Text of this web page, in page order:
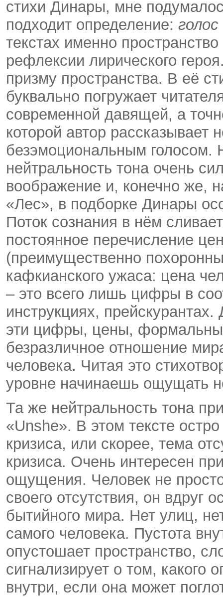
стихи Динары, мне
подходит определение:
текстах именно
рефлексии лирического
призму пространства. В её
буквально погружает
современной давящей, а
которой автор рассказывает
безэмоциональным голосом.
нейтральность тона очень
воображение и, конечно же,
«Лес», в подборке Динары
Поток сознания в нём
постоянное перечисление
(преимущественно
кафкианского ужаса: цена
– это всего лишь цифры в
инструкциях,
эти цифры, цены,
безразличное отношение
человека. Читая это
уровне начинаешь ощущать
Та же нейтральность тона
«Unshe». В этом тексте
кризиса, или скорее, тема
кризиса. Очень интересен
ощущения. Человек не
своего отсутствия, он вдруг
бытийного мира. Нет улиц,
самого человека. Пустота
опустошает пространство,
сигнализирует о том, какого
внутри, если она может